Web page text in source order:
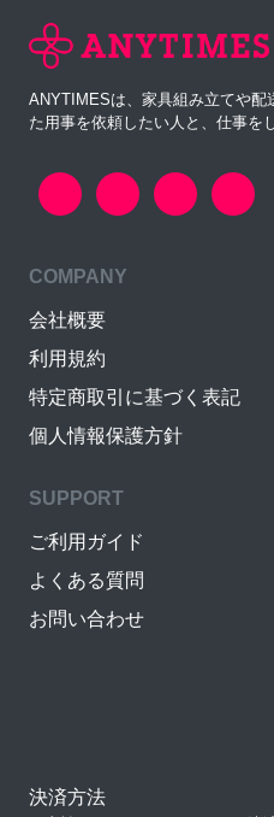
ANYTIMESは、家具組み立てや配
た用事を依頼したい人と、仕事を
COMPANY
会社概要
利用規約
特定商取引に基づく表記
個人情報保護方針
SUPPORT
ご利用ガイド
よくある質問
お問い合わせ
決済方法